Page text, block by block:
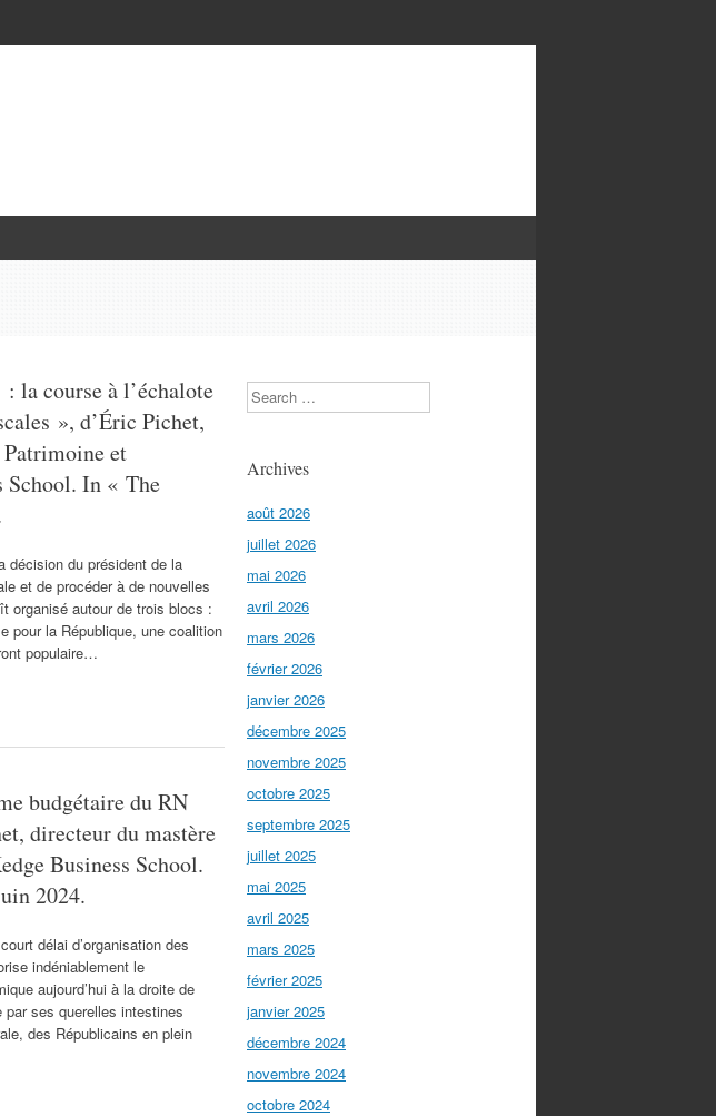
la course à l’échalote
», d’Éric Pichet,
et
School. In « The
décision du président de la
et de procéder à de nouvelles
organisé autour de trois blocs :
pour la République, une coalition
populaire…
budgétaire du RN
directeur du mastère
Business School.
2024.
délai d’organisation des
indéniablement le
aujourd’hui à la droite de
par ses querelles intestines
des Républicains en plein
Search
Archives
août 2026
juillet 2026
mai 2026
avril 2026
mars 2026
février 2026
janvier 2026
décembre 2025
novembre 2025
octobre 2025
septembre 2025
juillet 2025
mai 2025
avril 2025
mars 2025
février 2025
janvier 2025
décembre 2024
novembre 2024
octobre 2024